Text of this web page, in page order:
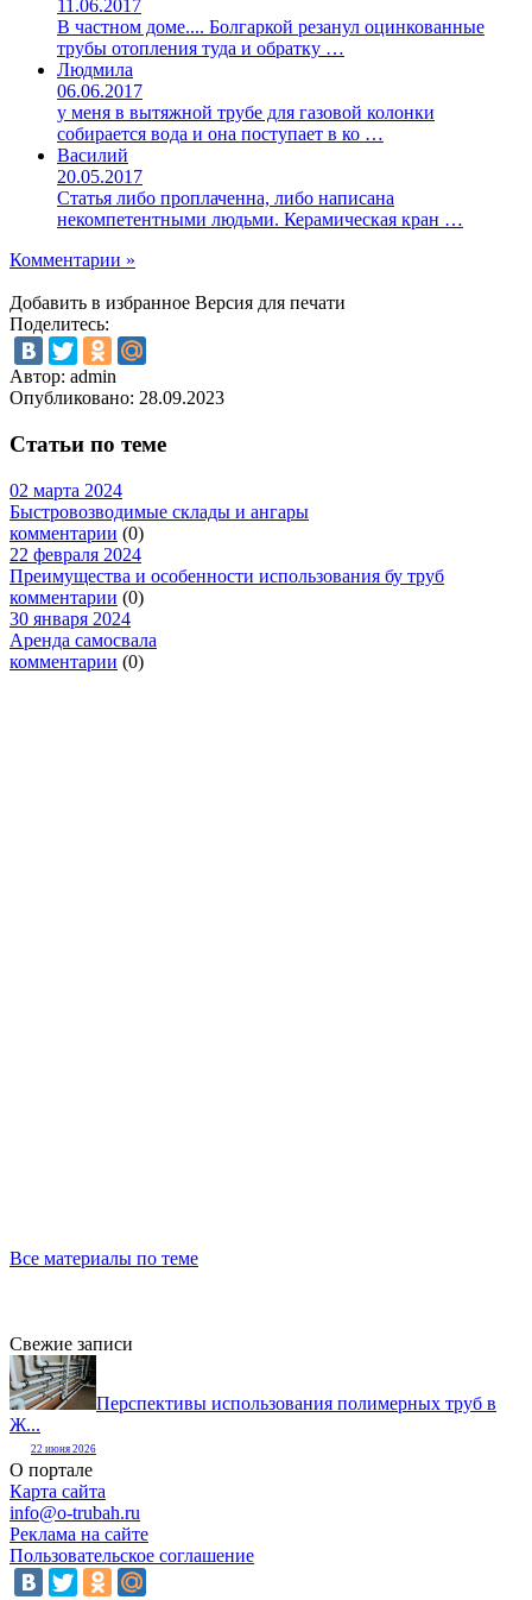
11.06.2017
В частном доме.... Болгаркой резанул оцинкованные
трубы отопления туда и обратку …
Людмила
06.06.2017
у меня в вытяжной трубе для газовой колонки
собирается вода и она поступает в ко …
Василий
20.05.2017
Статья либо проплаченна, либо написана
некомпетентными людьми. Керамическая кран …
Комментарии »
Добавить в избранное Версия для печати
Поделитесь:
Автор: admin
Опубликовано: 28.09.2023
Статьи по теме
02 марта 2024
Быстровозводимые склады и ангары
комментарии (0)
22 февраля 2024
Преимущества и особенности использования бу труб
комментарии (0)
30 января 2024
Аренда самосвала
комментарии (0)
Все материалы по теме
Свежие записи
Перспективы использования полимерных труб в
Ж...
22 июня 2026
О портале
Карта сайта
info@o-trubah.ru
Реклама на сайте
Пользовательское соглашение